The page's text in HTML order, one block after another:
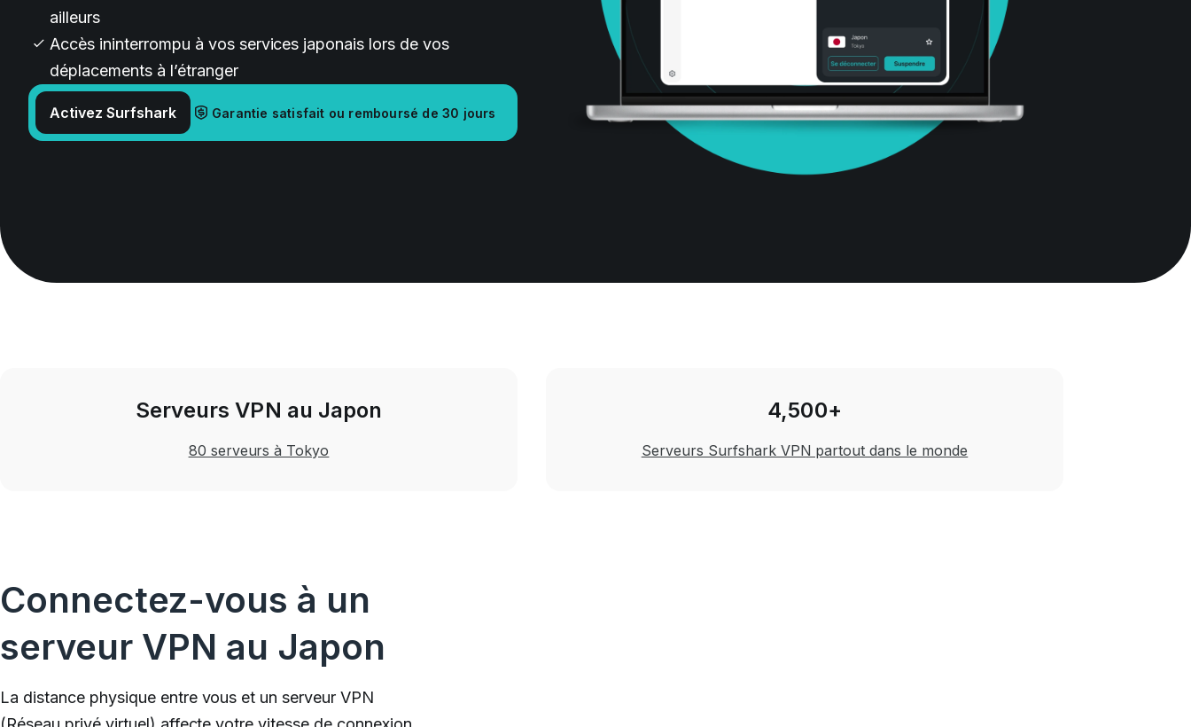
ailleurs
Accès ininterrompu à vos services japonais lors de vos
déplacements à l’étranger
Activez Surfshark Garantie satisfait ou remboursé de 30 jours
Serveurs VPN au Japon
80 serveurs à Tokyo
4,500+
Serveurs Surfshark VPN partout dans le monde
Connectez-vous à un
serveur VPN au Japon
La distance physique entre vous et un serveur VPN